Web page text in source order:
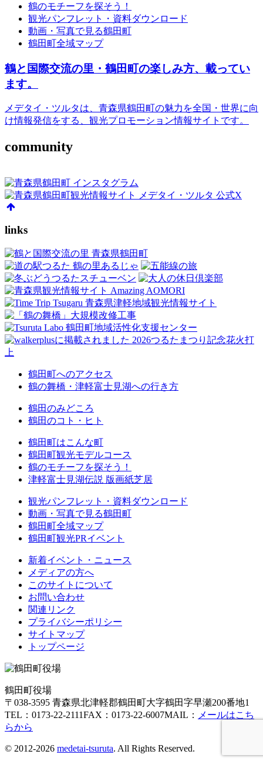
鶴のモチーフを探そう！
観光パンフレット・資料ダウンロード
動画・写真で見る鶴田町
鶴田町全域マップ
鶴と国際交流の里・鶴田町の楽しみ方、載ってい
ます。
メデタイ・ツルタは、青森県鶴田町の魅力を全国・世界に向
け情報発信をする、観光プロモーション情報サイトです。
community
links
鶴田町へのアクセス
鶴の舞橋・津軽富士見湖への行き方
鶴田のみどころ
鶴田のコト・ヒト
鶴田町はこんな町
鶴田町観光モデルコース
鶴のモチーフを探そう！
津軽富士見湖伝説 版画紙芝居
観光パンフレット・資料ダウンロード
動画・写真で見る鶴田町
鶴田町全域マップ
鶴田町観光PRイベント
新着イベント・ニュース
メディアの方へ
このサイトについて
お問い合わせ
関連リンク
プライバシーポリシー
サイトマップ
トップページ
鶴田町役場
〒038-3595 青森県北津軽郡鶴田町大字鶴田字早瀬200番地1
TEL：0173-22-2111FAX：0173-22-6007MAIL：
メールはこち
らから
© 2012-2026 medetai-tsuruta. All Rights Reserved.